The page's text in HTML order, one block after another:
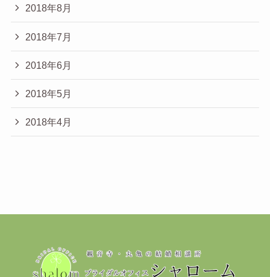
2018年8月
2018年7月
2018年6月
2018年5月
2018年4月